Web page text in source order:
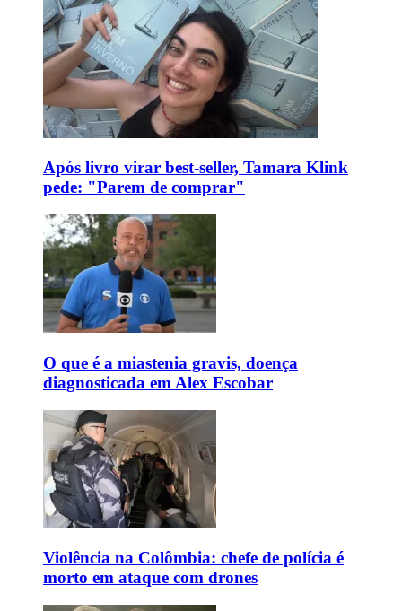
Após livro virar best-seller, Tamara Klink
pede: "Parem de comprar"
O que é a miastenia gravis, doença
diagnosticada em Alex Escobar
Violência na Colômbia: chefe de polícia é
morto em ataque com drones